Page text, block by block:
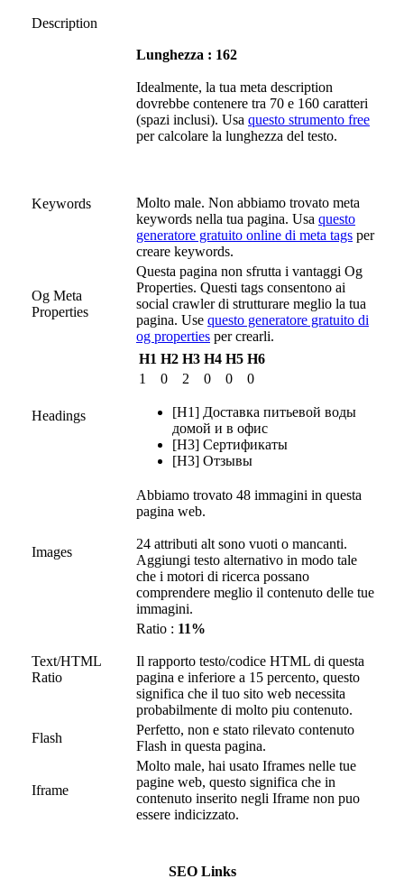
Description
Lunghezza : 162
Idealmente, la tua meta description
dovrebbe contenere tra 70 e 160 caratteri
(spazi inclusi). Usa questo strumento free
per calcolare la lunghezza del testo.
Keywords
Molto male. Non abbiamo trovato meta
keywords nella tua pagina. Usa questo
generatore gratuito online di meta tags per
creare keywords.
Og Meta
Properties
Questa pagina non sfrutta i vantaggi Og
Properties. Questi tags consentono ai
social crawler di strutturare meglio la tua
pagina. Use questo generatore gratuito di
og properties per crearli.
Headings
H1 H2 H3 H4 H5 H6
1
0 2 0 0 0
[H1] Доставка питьевой воды
домой и в офис
[H3] Сертификаты
[H3] Отзывы
Images
Abbiamo trovato 48 immagini in questa
pagina web.
24 attributi alt sono vuoti o mancanti.
Aggiungi testo alternativo in modo tale
che i motori di ricerca possano
comprendere meglio il contenuto delle tue
immagini.
Text/HTML
Ratio
Ratio : 11%
Il rapporto testo/codice HTML di questa
pagina e inferiore a 15 percento, questo
significa che il tuo sito web necessita
probabilmente di molto piu contenuto.
Flash
Perfetto, non e stato rilevato contenuto
Flash in questa pagina.
Iframe
Molto male, hai usato Iframes nelle tue
pagine web, questo significa che in
contenuto inserito negli Iframe non puo
essere indicizzato.
SEO Links